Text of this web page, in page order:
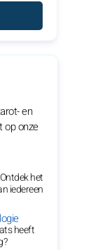
en
op onze
Ontdek het
iedereen
heeft